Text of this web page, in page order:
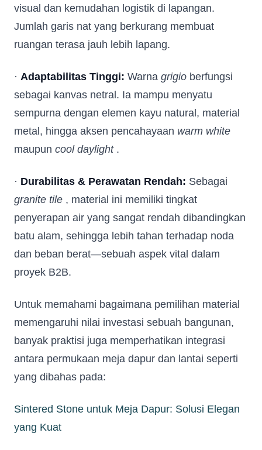
visual dan kemudahan logistik di lapangan.
Jumlah garis nat yang berkurang membuat
ruangan terasa jauh lebih lapang.
· Adaptabilitas Tinggi: Warna grigio berfungsi
sebagai kanvas netral. Ia mampu menyatu
sempurna dengan elemen kayu natural, material
metal, hingga aksen pencahayaan warm white
maupun cool daylight.
· Durabilitas & Perawatan Rendah: Sebagai
granite tile , material ini memiliki tingkat
penyerapan air yang sangat rendah dibandingkan
batu alam, sehingga lebih tahan terhadap noda
dan beban berat—sebuah aspek vital dalam
proyek B2B.
Untuk memahami bagaimana pemilihan material
memengaruhi nilai investasi sebuah bangunan,
banyak praktisi juga memperhatikan integrasi
antara permukaan meja dapur dan lantai seperti
yang dibahas pada:
Sintered Stone untuk Meja Dapur: Solusi Elegan
yang Kuat